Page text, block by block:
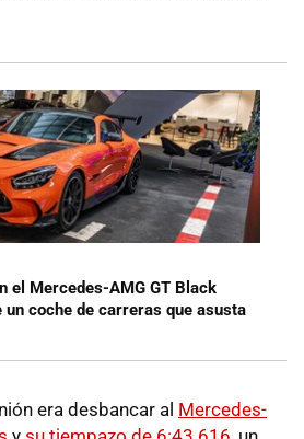
el Mercedes-AMG GT Black
coche de carreras que asusta
era desbancar al Mercedes-